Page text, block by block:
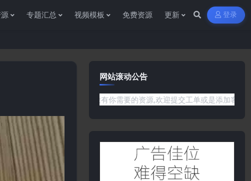
专题汇总 视频模板 免费资源 更新 登录
网站滚动公告
问题或是网站没有你需要的资源,欢迎提交工单或是添加客服微信:ywb386